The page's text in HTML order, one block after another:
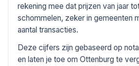
rekening mee dat prijzen van jaar
schommelen, zeker in gemeenten
aantal transacties.
Deze cijfers zijn gebaseerd op
en laten je toe om Ottenburg te